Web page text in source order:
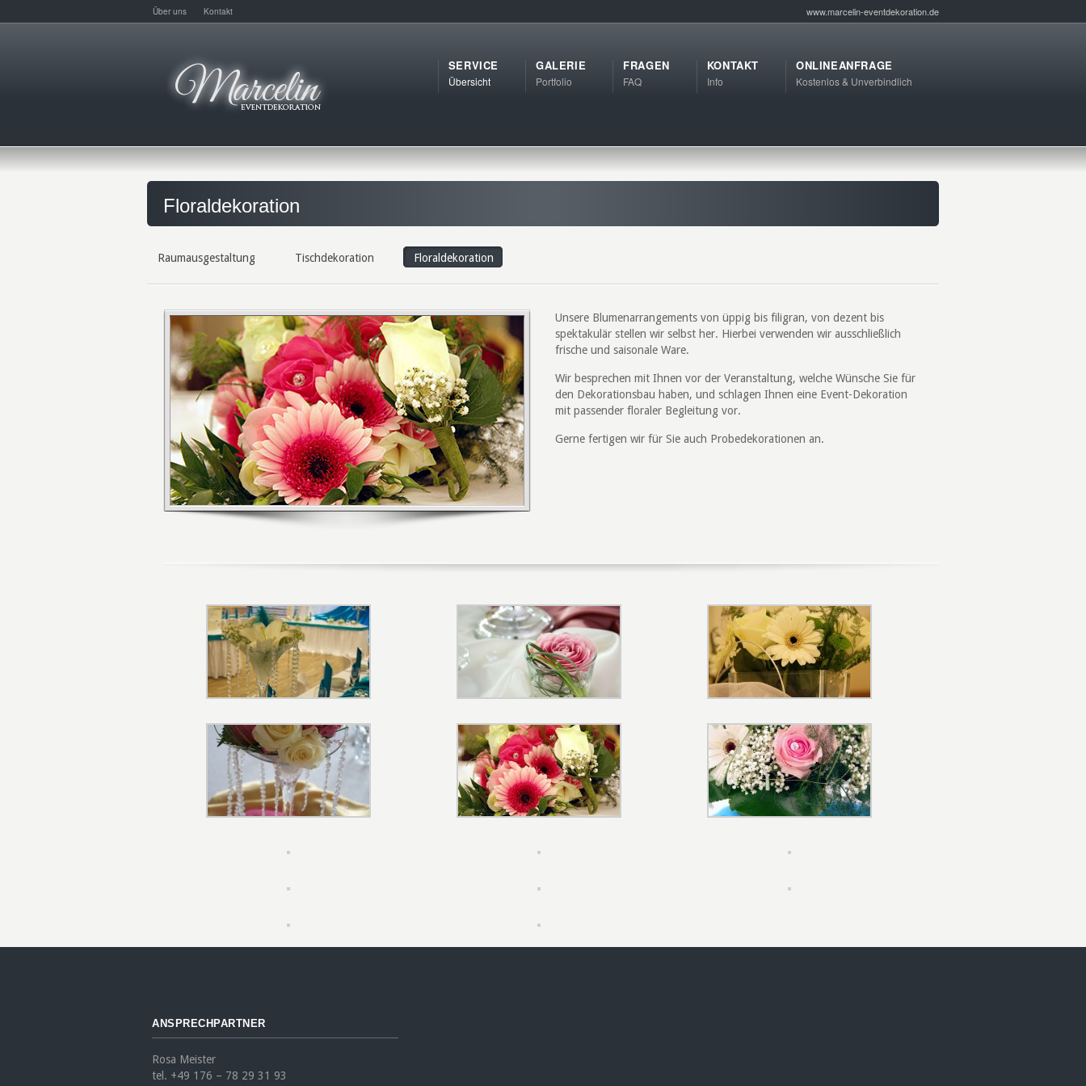
Über uns Kontakt www.marcelin-eventdekoration.de
SERVICE
Übersicht
GALERIE
Portfolio
FRAGEN
FAQ
KONTAKT
Info
ONLINEANFRAGE
Kostenlos & Unverbindlich
Floraldekoration
Raumausgestaltung Tischdekoration Floraldekoration
Unsere Blumenarrangements von üppig bis filigran, von dezent bis
spektakulär stellen wir selbst her. Hierbei verwenden wir ausschließlich
frische und saisonale Ware.
Wir besprechen mit Ihnen vor der Veranstaltung, welche Wünsche Sie für
den Dekorationsbau haben, und schlagen Ihnen eine Event-Dekoration
mit passender floraler Begleitung vor.
Gerne fertigen wir für Sie auch Probedekorationen an.
ANSPRECHPARTNER
Rosa Meister
tel. +49 176 – 78 29 31 93